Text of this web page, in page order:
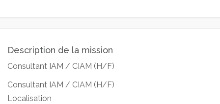
Description de la mission
Consultant IAM / CIAM (H/F)
Consultant IAM / CIAM (H/F)
Localisation